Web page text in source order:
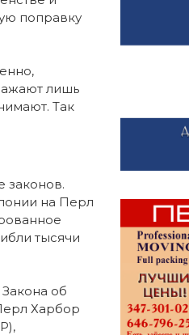
поправку
лишь
Так
законов.
на Перл
тысячи
об
Харбор